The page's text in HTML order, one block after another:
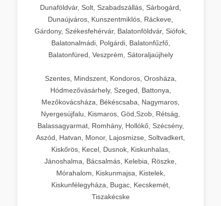
Dunaföldvár, Solt, Szabadszállás, Sárbogárd,
Dunaújváros, Kunszentmiklós, Ráckeve,
Gárdony, Székesfehérvár, Balatonföldvár, Siófok,
Balatonalmádi, Polgárdi, Balatonfűzfő,
Balatonfüred, Veszprém, Sátoraljaújhely
Szentes, Mindszent, Kondoros, Orosháza,
Hódmezővásárhely, Szeged, Battonya,
Mezőkovácsháza, Békéscsaba, Nagymaros,
Nyergesújfalu, Kismaros, Göd,Szob, Rétság,
Balassagyarmat, Romhány, Hollókő, Szécsény,
Aszód, Hatvan, Monor, Lajosmizse, Soltvadkert,
Kiskőrös, Kecel, Dusnok, Kiskunhalas,
Jánoshalma, Bácsalmás, Kelebia, Röszke,
Mórahalom, Kiskunmajsa, Kistelek,
Kiskunfélegyháza, Bugac, Kecskemét,
Tiszakécske